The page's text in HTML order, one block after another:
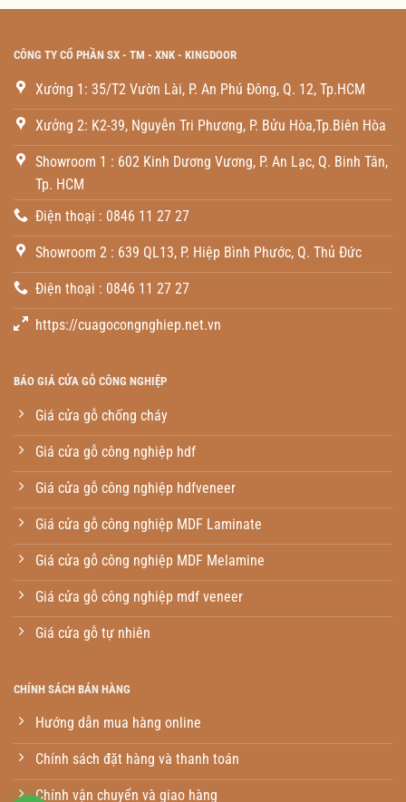
CÔNG TY CỔ PHẦN SX - TM - XNK - KINGDOOR
Xưởng 1: 35/T2 Vườn Lài, P. An Phú Đông, Q. 12, Tp.HCM
Xưởng 2: K2-39, Nguyễn Tri Phương, P. Bửu Hòa,Tp.Biên Hòa
Showroom 1 : 602 Kinh Dương Vương, P. An Lạc, Q. Binh Tân,
Tp. HCM
Điện thoại : 0846 11 27 27
Showroom 2 : 639 QL13, P. Hiệp Bình Phước, Q. Thủ Đức
Điện thoại : 0846 11 27 27
https://cuagocongnghiep.net.vn
BÁO GIÁ CỬA GỖ CÔNG NGHIỆP
Giá cửa gỗ chống cháy
Giá cửa gỗ công nghiệp hdf
Giá cửa gỗ công nghiệp hdfveneer
Giá cửa gỗ công nghiệp MDF Laminate
Giá cửa gỗ công nghiệp MDF Melamine
Giá cửa gỗ công nghiệp mdf veneer
Giá cửa gỗ tự nhiên
CHÍNH SÁCH BÁN HÀNG
Hướng dẫn mua hàng online
Chính sách đặt hàng và thanh toán
Chính vận chuyển và giao hàng